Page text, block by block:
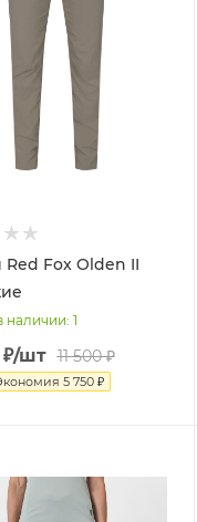
Fox Olden II
наличии: 1
/шт 11 500₽
5 750₽